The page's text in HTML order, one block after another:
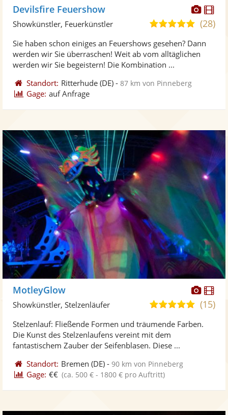
Fotos
Devilsfire Feuershow
4,9
5
(28)
Showkünstler, Feuerkünstler
Sie haben schon einiges an Feuershows gesehen? Dann
werden wir Sie überraschen! Weit ab vom alltäglichen
werden wir Sie begeistern! Die Kombination ...
Standort: Ritterhude (DE) -87 km von Pinneberg
Gage: auf Anfrage
Fotos
MotleyGlow
4,8
5
(15)
Showkünstler, Stelzenläufer
Stelzenlauf: Fließende Formen und träumende Farben.
Die Kunst des Stelzenlaufens vereint mit dem
fantastischem Zauber der Seifenblasen. Diese ...
Standort: Bremen (DE) -90 km von Pinneberg
Gage: €€ (ca. 500 € - 1800 € pro Auftritt)